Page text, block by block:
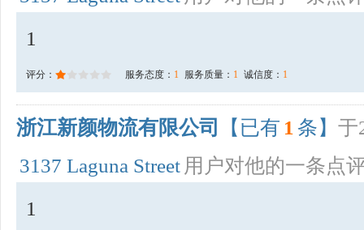
1
评分： 服务态度： 1 服务质量： 1 诚信度： 1
浙江新颜物流有限公司 【已有 1 条】 于
3137 Laguna Street 用户对他的一条点
1